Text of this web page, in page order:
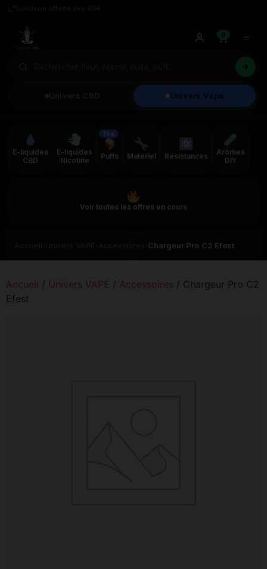
Univers Vape
0
E-liquides
CBD
E-liquides
Nicotine
Top
Puffs Matériel Résistances
Arômes
DIY
Voir toutes les offres en cours
Chargeur Pro C2 Efest
Accueil / Univers VAPE / Accessoires / Chargeur Pro C2
Efest